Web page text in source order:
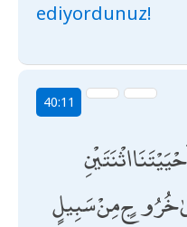
ediyordunuz!
40:11
اثْنَتَيْنِ
خُرُوجٍ مِنْ سَبِيلٍ